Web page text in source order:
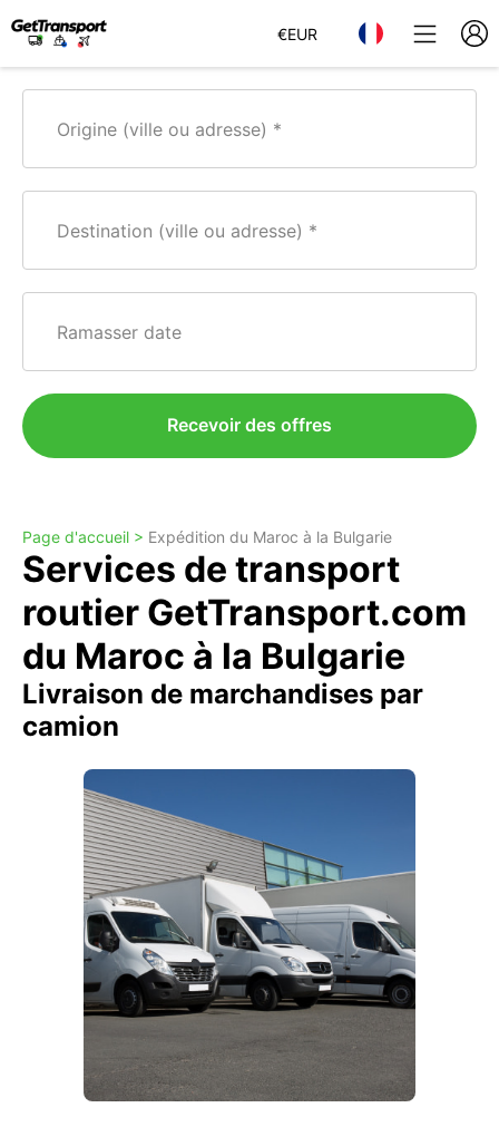
€EUR
Origine (ville ou adresse)
Destination (ville ou adresse)
Ramasser date
Recevoir des offres
Page d'accueil > Expédition du Maroc à la Bulgarie
Services de transport
routier GetTransport.com
du Maroc à la Bulgarie
Livraison de marchandises par
camion